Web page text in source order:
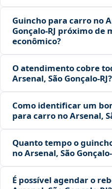
Guincho para carro no
Gonçalo‑RJ próximo de
econômico?
O atendimento cobre
Arsenal, São Gonçalo‑RJ?
Como identificar um
para carro no Arsenal,
Quanto tempo o
no Arsenal, São
É possível agendar o